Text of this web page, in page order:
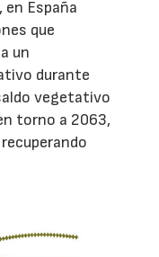
España
que
un
durante
vegetativo
torno a 2063,